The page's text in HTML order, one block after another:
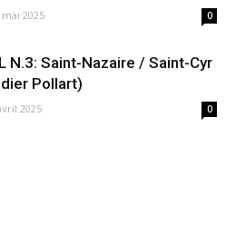
mai 2025 0
N.3: Saint-Nazaire / Saint-Cyr
Pollart)
2025 0